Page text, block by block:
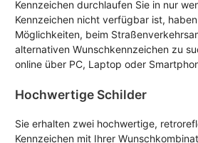
Kennzeichen durchlaufen Sie in nur
Kennzeichen nicht verfügbar ist,
Möglichkeiten, beim
alternativen Wunschkennzeichen zu
online über PC, Laptop oder
Hochwertige Schilder
Sie erhalten zwei hochwertige,
Kennzeichen mit Ihrer